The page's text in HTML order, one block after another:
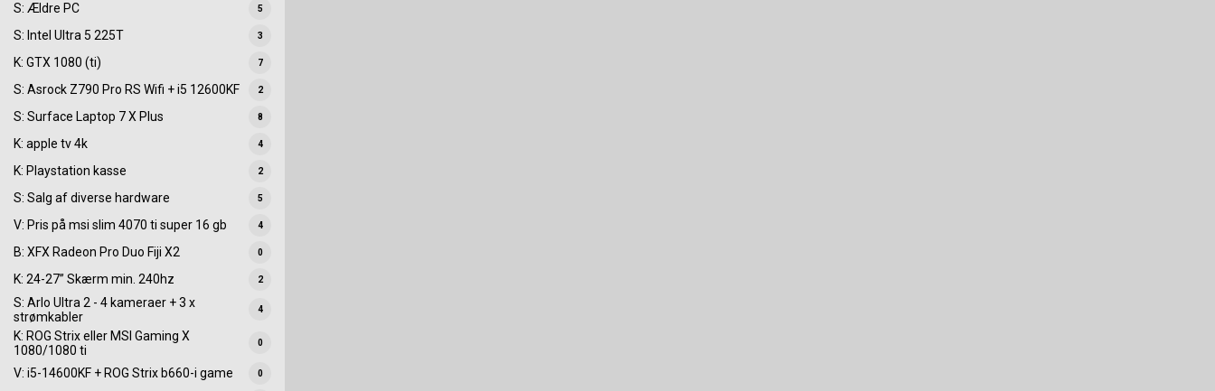
S: Ældre PC 5
S: Intel Ultra 5 225T 3
K: GTX 1080 (ti) 7
S: Asrock Z790 Pro RS Wifi + i5 12600KF 2
S: Surface Laptop 7 X Plus 8
K: apple tv 4k 4
K: Playstation kasse 2
S: Salg af diverse hardware 5
V: Pris på msi slim 4070 ti super 16 gb 4
B: XFX Radeon Pro Duo Fiji X2 0
K: 24-27” Skærm min. 240hz 2
S: Arlo Ultra 2 - 4 kameraer + 3 x
strømkabler
4
K: ROG Strix eller MSI Gaming X
1080/1080 ti
0
V: i5-14600KF + ROG Strix b660-i game 0